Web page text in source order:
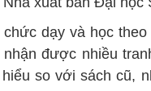
chức dạy và học
được nhiều
so với sách cũ,